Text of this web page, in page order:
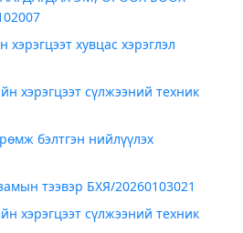
хувцас хэрэглэл
хэрэгцээт сүлжээний техник
бэлтгэн нийлүүлэх
тээвэр БХЯ/20260103021
хэрэгцээт сүлжээний техник